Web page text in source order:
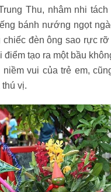
Thu, nhâm nhi
bánh nướng ngọt
chiếc đèn ông sao rực
tạo ra một bầu
vui của trẻ em,
vị.